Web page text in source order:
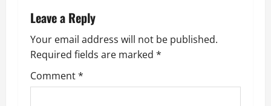
a
v
i
g
Leave a Reply
Your email address will not be published.
Required fields are marked *
Comment*